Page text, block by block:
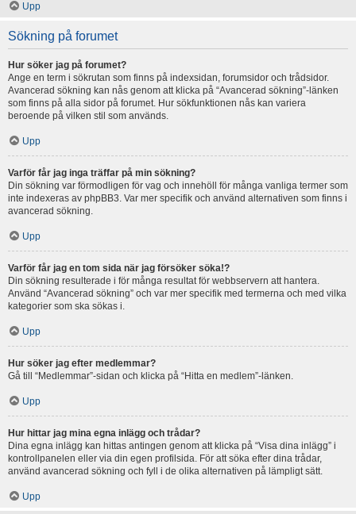
Upp
Sökning på forumet
Hur söker jag på forumet?
Ange en term i sökrutan som finns på indexsidan, forumsidor och trådsidor.
Avancerad sökning kan nås genom att klicka på “Avancerad sökning”-länken
som finns på alla sidor på forumet. Hur sökfunktionen nås kan variera
beroende på vilken stil som används.
Upp
Varför får jag inga träffar på min sökning?
Din sökning var förmodligen för vag och innehöll för många vanliga termer som
inte indexeras av phpBB3. Var mer specifik och använd alternativen som finns i
avancerad sökning.
Upp
Varför får jag en tom sida när jag försöker söka!?
Din sökning resulterade i för många resultat för webbservern att hantera.
Använd “Avancerad sökning” och var mer specifik med termerna och med vilka
kategorier som ska sökas i.
Upp
Hur söker jag efter medlemmar?
Gå till “Medlemmar”-sidan och klicka på “Hitta en medlem”-länken.
Upp
Hur hittar jag mina egna inlägg och trådar?
Dina egna inlägg kan hittas antingen genom att klicka på “Visa dina inlägg” i
kontrollpanelen eller via din egen profilsida. För att söka efter dina trådar,
använd avancerad sökning och fyll i de olika alternativen på lämpligt sätt.
Upp